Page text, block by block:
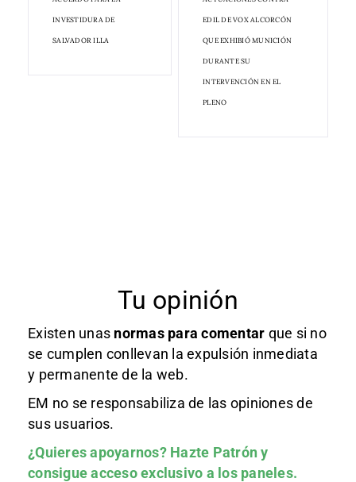
INVESTIDURA DE
SALVADOR ILLA
EDIL DE VOX ALCORCÓN
QUE EXHIBIÓ MUNICIÓN
DURANTE SU
INTERVENCIÓN EN EL
PLENO
Tu opinión
Existen unas normas para comentar que si no
se cumplen conllevan la expulsión inmediata
y permanente de la web.
EM no se responsabiliza de las opiniones de
sus usuarios.
¿Quieres apoyarnos? Hazte Patróny
consigue acceso exclusivo a los paneles.